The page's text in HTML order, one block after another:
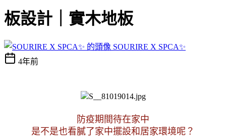
板設計｜實木地板
SOURIRE X SPCA✨
4年前
防疫期間待在家中
是不是也看膩了家中擺設和居家環境呢？